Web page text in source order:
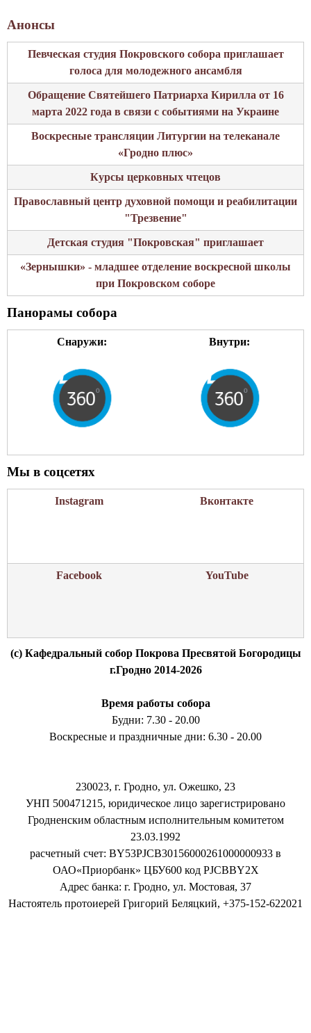
а
д
р
а
н
о
о
с
о
а
Анонсы
Певческая студия Покровского собора приглашает
голоса для молодежного ансамбля
Обращение Святейшего Патриарха Кирилла от 16
марта 2022 года в связи с событиями на Украине
Воскресные трансляции Литургии на телеканале
«Гродно плюс»
Курсы церковных чтецов
Православный центр духовной помощи и реабилитации
"Трезвение"
Детская студия "Покровская" приглашает
«Зернышки» - младшее отделение воскресной школы
при Покровском соборе
Панорамы собора
Снаружи: Внутри:
Мы в соцсетях
Instagram Вконтакте
Facebook YouTube
(c) Кафедральный собор Покрова Пресвятой Богородицы
г.Гродно 2014-2026
Время работы собора
Будни: 7.30 - 20.00
Воскресные и праздничные дни: 6.30 - 20.00
230023, г. Гродно, ул. Ожешко, 23
УНП 500471215, юридическое лицо зарегистрировано
Гродненским областным исполнительным комитетом
23.03.1992
расчетный счет: BY53PJCB30156000261000000933 в
ОАО«Приорбанк» ЦБУ600 код PJCBBY2X
Адрес банка: г. Гродно, ул. Мостовая, 37
Настоятель протоиерей Григорий Беляцкий, +375-152-622021